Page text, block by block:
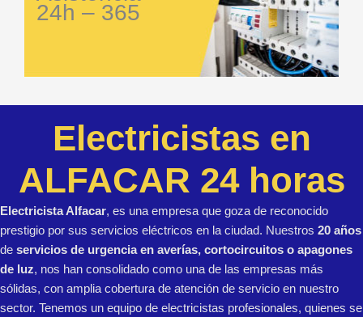
24h – 365
Electricistas en
ALFACAR 24 horas
Electricista Alfacar, es una empresa que goza de reconocido
prestigio por sus servicios eléctricos en la ciudad. Nuestros 20 años
de servicios de urgencia en averías, cortocircuitos o apagones
de luz, nos han consolidado como una de las empresas más
sólidas, con amplia cobertura de atención de servicio en nuestro
sector. Tenemos un equipo de electricistas profesionales, quienes se